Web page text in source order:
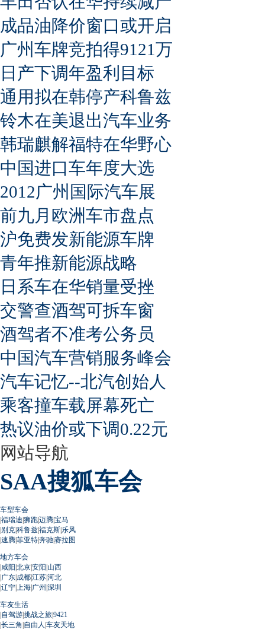
成品油降价窗口或开启
广州车牌竞拍得9121万
日产下调年盈利目标
通用拟在韩停产科鲁兹
铃木在美退出汽车业务
韩瑞麒解福特在华野心
中国进口车年度大选
2012广州国际汽车展
前九月欧洲车市盘点
沪免费发新能源车牌
青年推新能源战略
日系车在华销量受挫
交警查酒驾可拆车窗
酒驾者不准考公务员
中国汽车营销服务峰会
汽车记忆--北汽创始人
乘客撞车载屏幕死亡
热议油价或下调0.22元
网站导航
SAA搜狐车会
车型车会
|福瑞迪|狮跑|迈腾|宝马
|别克|科鲁兹|福克斯|乐风
|速腾|菲亚特|奔驰|赛拉图
地方车会
|咸阳|北京|安阳|山西
|广东|成都|江苏|河北
|辽宁| 上海|广州 |深圳
车友生活
|自驾游|挑战之旅|9421
|长三角 |自由人 |车友天地